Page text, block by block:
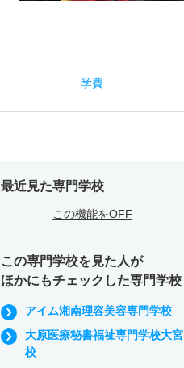
学費
最近見た専門学校
この機能をOFF
この専門学校を見た人が
ほかにもチェックした専門学校
アイム湘南理容美容専門学校
大原医療秘書福祉専門学校大宮
校